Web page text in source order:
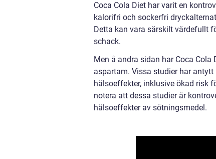
Coca Cola Diet har varit en
kalorifri och sockerfri
Detta kan vara särskilt värdefullt
schack.
Men å andra sidan har Coca
aspartam. Vissa studier har
hälsoeffekter, inklusive ökad risk
notera att dessa studier är
hälsoeffekter av sötningsmedel.